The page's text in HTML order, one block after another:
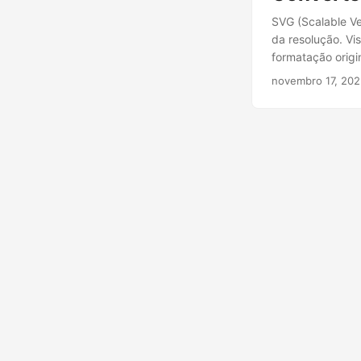
SVG (Scalable
da resolução.
formatação
novembro 17,